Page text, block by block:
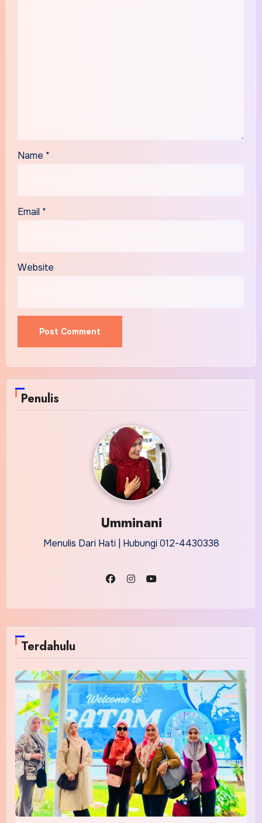
Name *
Email *
Website
Penulis
Umminani
Menulis Dari Hati | Hubungi 012-4430338
Terdahulu